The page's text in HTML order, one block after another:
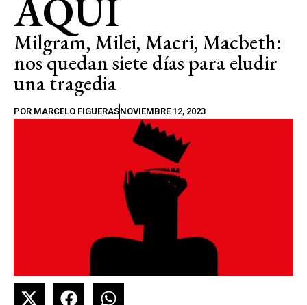
AQUÍ
Milgram, Milei, Macri, Macbeth:
nos quedan siete días para eludir
una tragedia
POR MARCELO FIGUERASNOVIEMBRE 12, 2023